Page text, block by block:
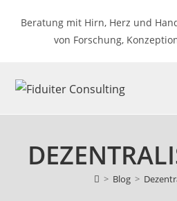
InhaltBeratung mit Hirn, Herz und
von Forschung,
> Blog >